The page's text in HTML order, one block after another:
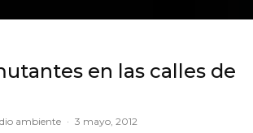
en las calles de
ambiente · 3 mayo, 2012